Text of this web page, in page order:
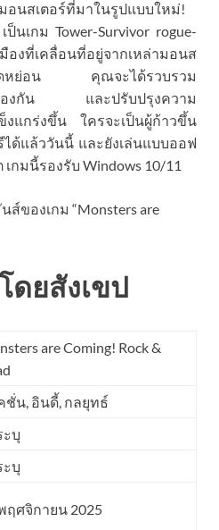
อนสเตอร์ที่มาในรูปแบบใหม่!
ป็นเกม Tower-Survivor rogue-
งที่เคลื่อนที่อยู่จากเหล่ามอนส
ยุดหย่อน คุณจะได้รวบรวม
รป้องกัน และปรับปรุงความ
งแกร่งขึ้น ใครจะเป็นผู้ก้าวขึ้น
ได้แล้ววันนี้ และยังเล่นแบบออฟ
กมนี้รองรับ Windows 10/11
ของเกม “Monsters are
ดยสังเขป
are Coming! Rock &
ชั่น, อินดี้, กลยุทธ์
ะบุ
ะบุ
ฤศจิกายน 2025